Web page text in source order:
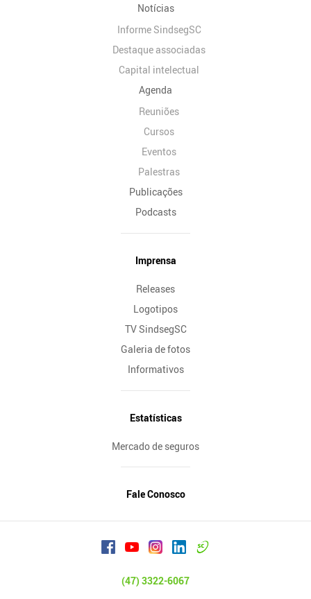
Notícias
Informe SindsegSC
Destaque associadas
Capital intelectual
Agenda
Reuniões
Cursos
Eventos
Palestras
Publicações
Podcasts
Imprensa
Releases
Logotipos
TV SindsegSC
Galeria de fotos
Informativos
Estatísticas
Mercado de seguros
Fale Conosco
(47) 3322-6067